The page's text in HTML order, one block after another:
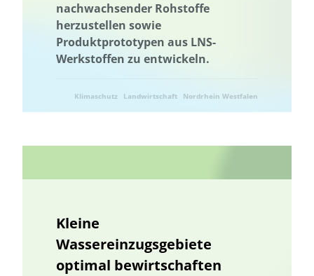
nachwachsender Rohstoffe
herzustellen sowie
Produktprototypen aus LNS-
Werkstoffen zu entwickeln.
Klimaschutz Landwirtschaft Nordrhein Westfalen
Kleine
Wassereinzugsgebiete
optimal bewirtschaften